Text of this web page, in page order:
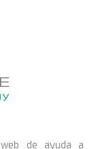
de ayuda a